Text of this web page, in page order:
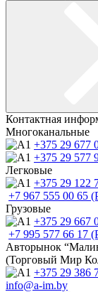
Контактная
Многоканальные
+375 29 677
+375 29 577
Легковые
+375 29 122
+7 967 555 00 65
Грузовые
+375 29 667
+7 995 577 66 17
Авторынок
(Торговый Мир
+375 29 386
info@a-im.by